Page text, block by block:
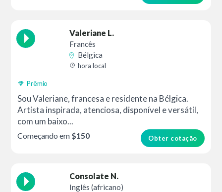
Valeriane L.
Francês
Bélgica
hora local
Prêmio
Sou Valeriane, francesa e residente na Bélgica.
Artista inspirada, atenciosa, disponível e versátil,
com um baixo...
Obter cotação
Começando em $150
Consolate N.
Inglês (africano)